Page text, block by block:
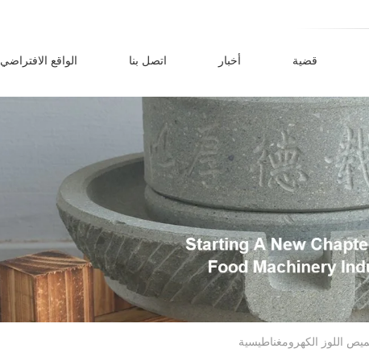
قضية أخبار اتصل بنا الواقع الافتراضي